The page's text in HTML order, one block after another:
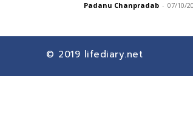
Padanu Chanpradab - 07/10/
© 2019 lifediary.net